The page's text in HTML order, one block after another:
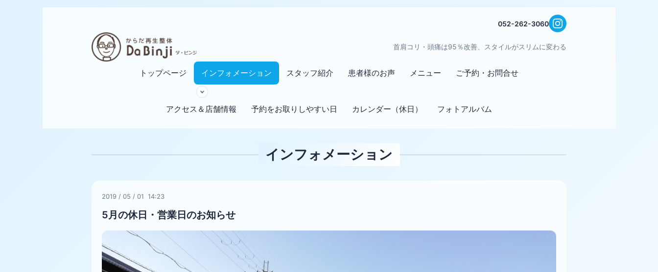
052-262-3060
首肩コリ・頭痛は95％改善、スタイルがスリムに変わる
トップページ インフォメーション スタッフ紹介 患者様のお声 メニュー ご予約・お問合せ
アクセス＆店舗情報 予約をお取りしやすい日 カレンダー（休日） フォトアルバム
インフォメーション
2019 / 05 / 01 14:23
5月の休日・営業日のお知らせ